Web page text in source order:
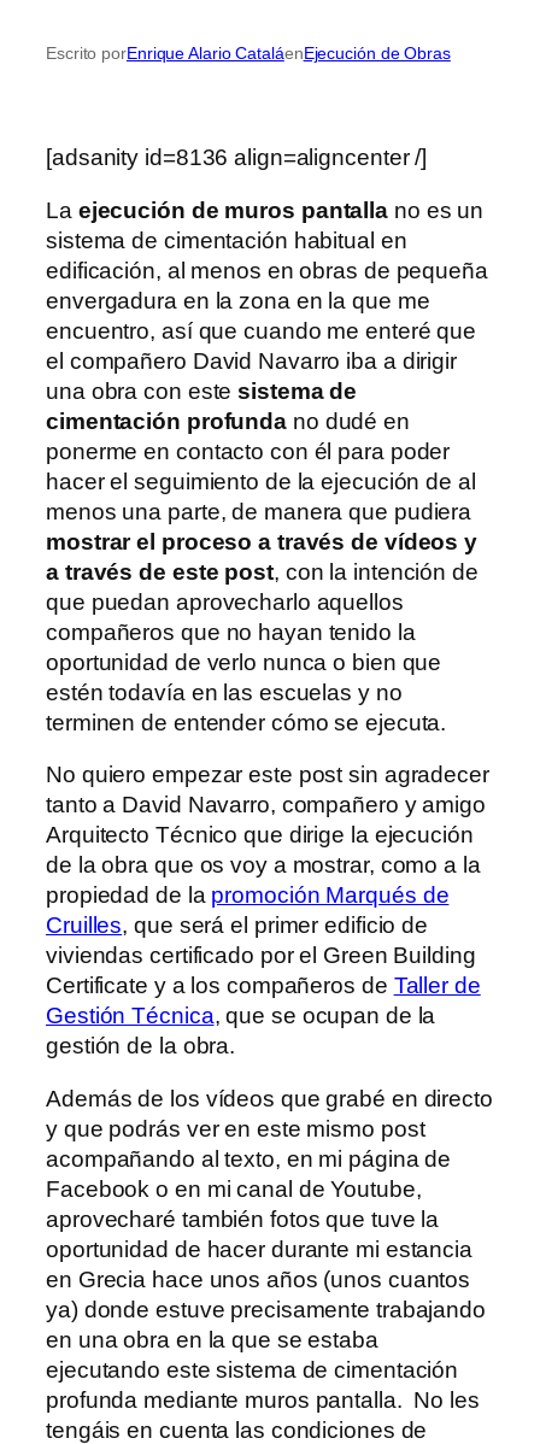
Escrito porEnrique Alario CataláenEjecución de Obras
[adsanity id=8136 align=aligncenter /]
La ejecución de muros pantalla no es un
sistema de cimentación habitual en
edificación, al menos en obras de pequeña
envergadura en la zona en la que me
encuentro, así que cuando me enteré que
el compañero David Navarro iba a dirigir
una obra con estesistema de
cimentación profunda no dudé en
ponerme en contacto con él para poder
hacer el seguimiento de la ejecución de al
menos una parte, de manera que pudiera
mostrar el proceso a través de vídeos y
a través de este post, con la intención de
que puedan aprovecharlo aquellos
compañeros que no hayan tenido la
oportunidad de verlo nunca o bien que
estén todavía en las escuelas y no
terminen de entender cómo se ejecuta.
No quiero empezar este post sin agradecer
tanto a David Navarro, compañero y amigo
Arquitecto Técnico que dirige la ejecución
de la obra que os voy a mostrar, como a la
propiedad de la promoción Marqués de
Cruilles, que será el primer edificio de
viviendas certificado por el Green Building
Certificate y a los compañeros de Taller de
Gestión Técnica, que se ocupan de la
gestión de la obra.
Además de los vídeos que grabé en directo
y que podrás ver en este mismo post
acompañando al texto, en mi página de
Facebook o en mi canal de Youtube,
aprovecharé también fotos que tuve la
oportunidad de hacer durante mi estancia
en Grecia hace unos años (unos cuantos
ya) donde estuve precisamente trabajando
en una obra en la que se estaba
ejecutando este sistema de cimentación
profunda mediante muros pantalla. No les
tengáis en cuenta las condiciones de